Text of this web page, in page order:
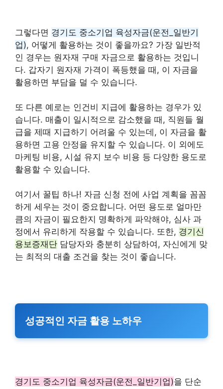
그렇다면 경기도 중소기업 육성자금(운전_일반기
업), 어떻게 활용하는 것이 좋을까요? 가장 일반적
인 경우는 원자재 구매 자금으로 활용하는 것입니
다. 갑자기 원자재 가격이 폭등했을 때, 이 자금을
활용하면 부담을 덜 수 있습니다.
또 다른 예로는 인건비 지급에 활용하는 경우가 있
습니다. 매출이 일시적으로 감소했을 때, 직원들 월
급을 제때 지급하기 어려울 수 있는데, 이 자금을 활
용하면 고용 안정을 유지할 수 있습니다. 이 외에도
마케팅 비용, 시설 유지 보수 비용 등 다양한 용도로
활용할 수 있습니다.
여기서 꿀팁 하나! 자금 신청 전에 사업 계획을 꼼꼼
하게 세우는 것이 중요합니다. 어떤 용도로 얼마만
큼의 자금이 필요한지 명확하게 파악해야, 심사 과
정에서 유리하게 작용할 수 있습니다. 또한, 경기신
용보증재단 담당자와 충분히 상담하여, 자신에게 맞
는 최적의 대출 조건을 찾는 것이 좋습니다.
성공적인 자금 활용 노하우
경기도 중소기업 육성자금(운전_일반기업)을 단순